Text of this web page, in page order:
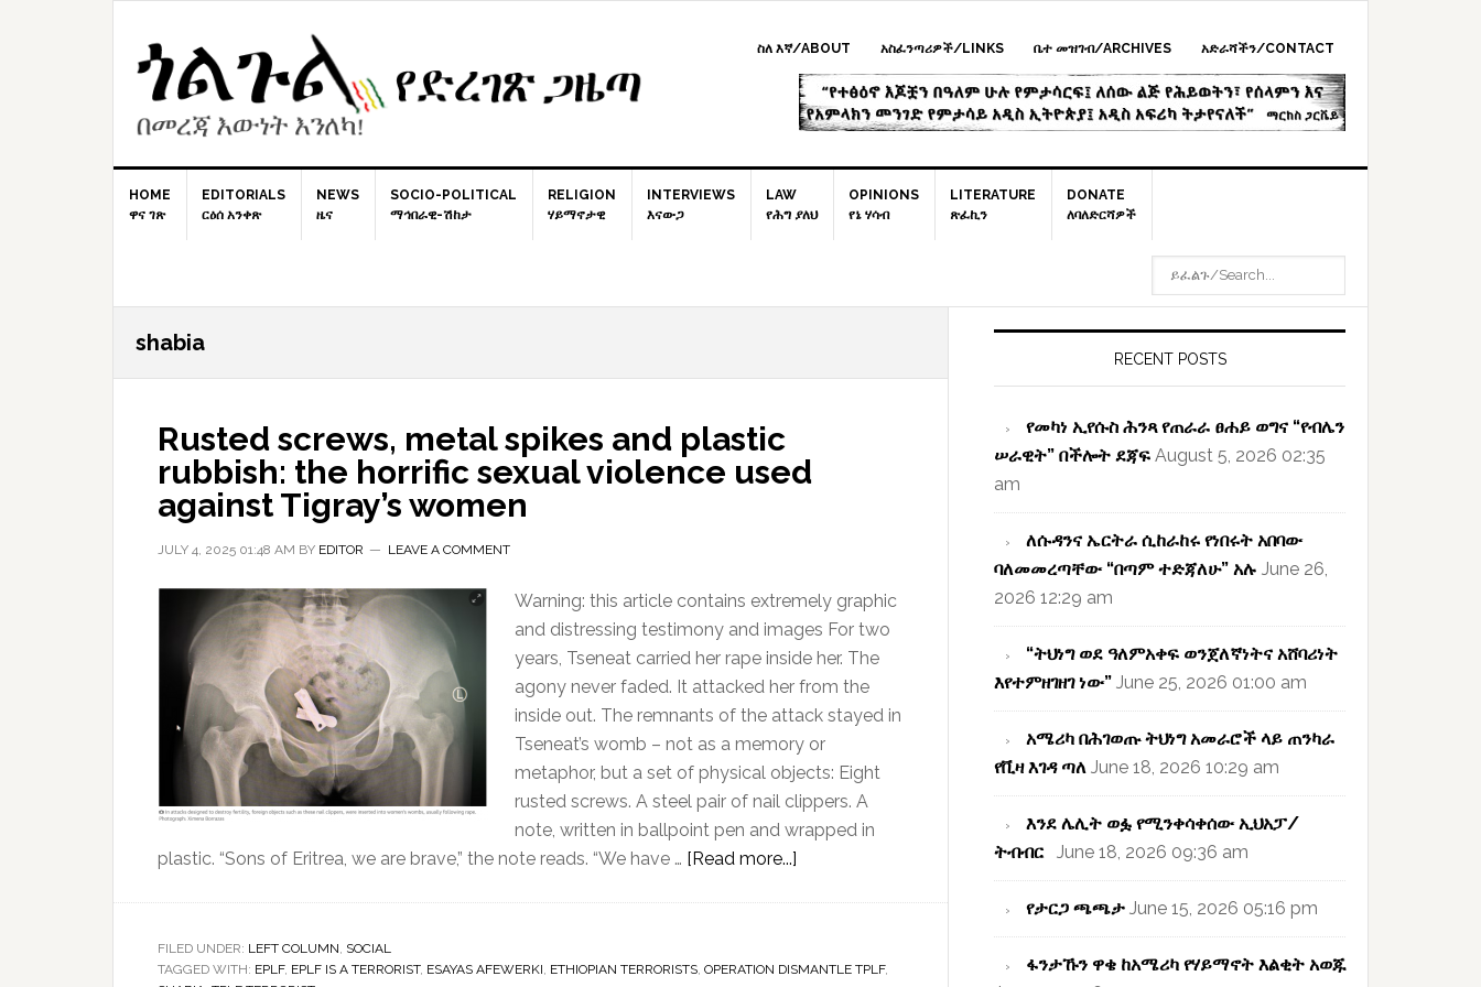
ስለ እኛ/ABOUT አስፈንጣሪዎች/LINKS ቤተ መዝገብ/ARCHIVES አድራሻችን/CONTACT
HOME
ዋና ገጽ
EDITORIALS
ርዕሰ አንቀጽ
NEWS
ዜና
SOCIO-POLITICAL
ማኅበራዊ-ሽከታ
RELIGION
ሃይማኖታዊ
INTERVIEWS
እናውጋ
LAW
የሕግ ያለህ
OPINIONS
የኔ ሃሳብ
LITERATURE
ጽፈኪን
DONATE
ለባለድርሻዎች
shabia
Rusted screws, metal spikes and plastic
rubbish: the horrific sexual violence used
against Tigray’s women
JULY 4, 2025 01:48 AM BY EDITOR LEAVE A COMMENT
Warning: this article contains extremely graphic
and distressing testimony and images For two
years, Tseneat carried her rape inside her. The
agony never faded. It attacked her from the
inside out. The remnants of the attack stayed in
Tseneat’s womb – not as a memory or
metaphor, but a set of physical objects: Eight
rusted screws. A steel pair of nail clippers. A
note, written in ballpoint pen and wrapped in
plastic. “Sons of Eritrea, we are brave,” the note reads. “We have … [Read more...]
spikes
FILED UNDER: LEFT COLUMN, SOCIAL
TAGGED WITH: EPLF, EPLF IS A TERRORIST, ESAYAS AFEWERKI, ETHIOPIAN TERRORISTS, OPERATION DISMANTLE TPLF,
RECENT POSTS
የመካነ ኢየሱስ ሕንጻ የጠራራ ፀሐይ ወግና “የብሌን
ሠራዊት” በችሎት ደጃፍ August 5, 2026 02:35
am
ለሱዳንና ኤርትራ ሲከራከሩ የነበሩት አበባው
ባለመመረጣቸው “በጣም ተድጃለሁ” አሉ June 26,
2026 12:29 am
“ትህነግ ወደ ዓለምአቀፍ ወንጀለኛነትና አሸባሪነት
እየተምዘገዘገ ነው” June 25, 2026 01:00 am
አሜሪካ በሕገወጡ ትህነግ አመራሮች ላይ ጠንካራ
የቪዛ እገዳ ጣለ June 18, 2026 10:29 am
እንደ ሌሊት ወፏ የሚንቀሳቀሰው ኢህአፓ/
ትብብር June 18, 2026 09:36 am
የታርጋ ጫጫታ June 15, 2026 05:16 pm
ፋንታኹን ዋቄ ከአሜሪካ የሃይማኖት እልቂት አወጁ